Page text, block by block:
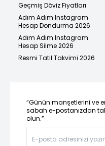
Geçmiş Döviz Fiyatları
Adım Adım Instagram
Hesap Dondurma 2026
Adım Adım Instagram
Hesap Silme 2026
Resmi Tatil Takvimi 2026
“Günün manşetlerini ve
sabah e-postanızdan
olun.”